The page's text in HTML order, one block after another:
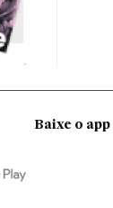
Baixe o app